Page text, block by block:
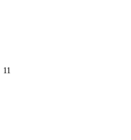
11